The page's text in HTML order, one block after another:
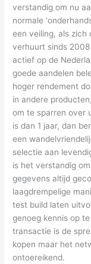
verstandig om nu
normale
een veiling, als zich
verhuurt sinds
actief op de
goede aandelen
hoger rendement
in andere
om te sparren over
is dan 1 jaar, dan
een
selectie aan
is het verstandig
gegevens altijd
laagdrempelige
test build laten
genoeg kennis op
transactie is de
kopen maar het
ontoereikend.